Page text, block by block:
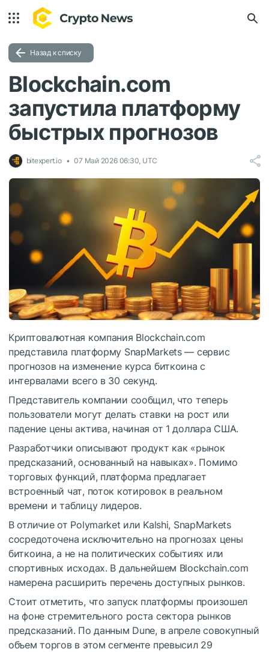
Назад к списку
Blockchain.com
запустила платформу
быстрых прогнозов
bitexpert.io 07 Май 2026 06:30, UTC
Криптовалютная компания Blockchain.com
представила платформу SnapMarkets — сервис
прогнозов на изменение курса биткоина с
интервалами всего в 30 секунд.
Представитель компании сообщил, что теперь
пользователи могут делать ставки на рост или
падение цены актива, начиная от 1 доллара США.
Разработчики описывают продукт как «рынок
предсказаний, основанный на навыках». Помимо
торговых функций, платформа предлагает
встроенный чат, поток котировок в реальном
времени и таблицу лидеров.
В отличие от Polymarket или Kalshi, SnapMarkets
сосредоточена исключительно на прогнозах цены
биткоина, а не на политических событиях или
спортивных исходах. В дальнейшем Blockchain.com
намерена расширить перечень доступных рынков.
Стоит отметить, что запуск платформы произошел
на фоне стремительного роста сектора рынков
предсказаний. По данным Dune, в апреле совокупный
объем торгов в этом сегменте превысил 29